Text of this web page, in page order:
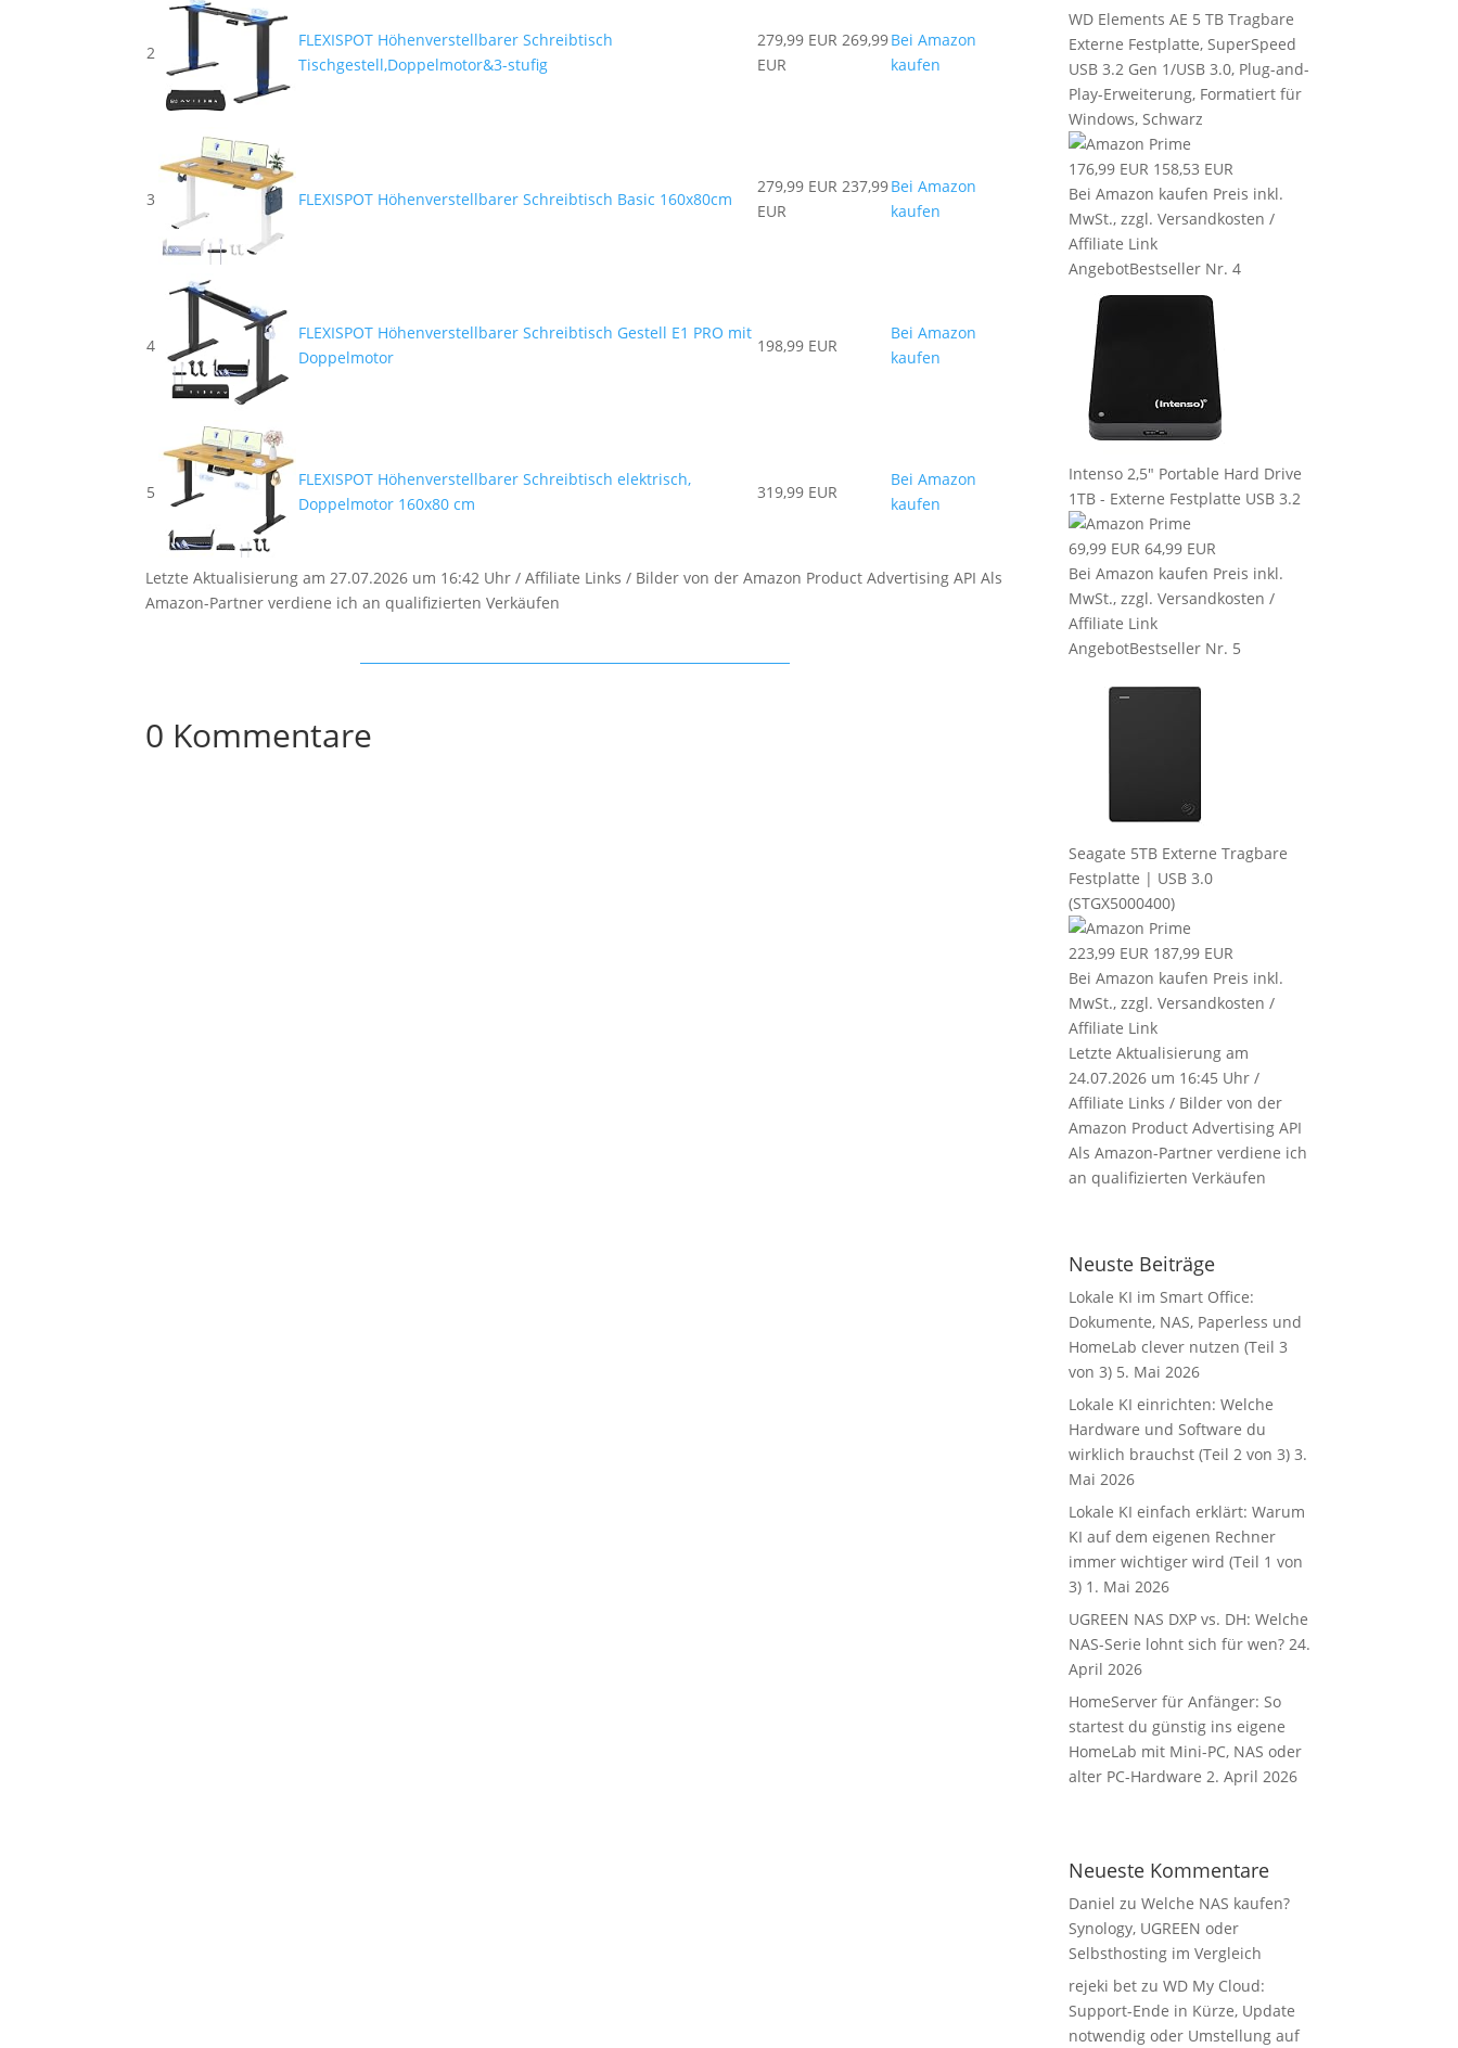
2
FLEXISPOT Höhenverstellbarer Schreibtisch
Tischgestell,Doppelmotor&3-stufig
279,99 EUR 269,99
EUR
Bei Amazon
kaufen
3 FLEXISPOT Höhenverstellbarer Schreibtisch Basic 160x80cm
279,99 EUR 237,99
EUR
Bei Amazon
kaufen
4
FLEXISPOT Höhenverstellbarer Schreibtisch Gestell E1 PRO mit
Doppelmotor
198,99 EUR
Bei Amazon
kaufen
5
FLEXISPOT Höhenverstellbarer Schreibtisch elektrisch,
Doppelmotor 160x80 cm
319,99 EUR
Bei Amazon
kaufen
Letzte Aktualisierung am 27.07.2026 um 16:42 Uhr / Affiliate Links / Bilder von der Amazon Product Advertising API Als
Amazon-Partner verdiene ich an qualifizierten Verkäufen
0 Kommentare
WD Elements AE 5 TB Tragbare
Externe Festplatte, SuperSpeed
USB 3.2 Gen 1/USB 3.0, Plug-and-
Play-Erweiterung, Formatiert für
Windows, Schwarz
176,99 EUR 158,53 EUR
Bei Amazon kaufen Preis inkl.
MwSt., zzgl. Versandkosten /
Affiliate Link
AngebotBestseller Nr. 4
Intenso 2,5" Portable Hard Drive
1TB - Externe Festplatte USB 3.2
69,99 EUR 64,99 EUR
Bei Amazon kaufen Preis inkl.
MwSt., zzgl. Versandkosten /
Affiliate Link
AngebotBestseller Nr. 5
Seagate 5TB Externe Tragbare
Festplatte | USB 3.0
(STGX5000400)
223,99 EUR 187,99 EUR
Bei Amazon kaufen Preis inkl.
MwSt., zzgl. Versandkosten /
Affiliate Link
Letzte Aktualisierung am
24.07.2026 um 16:45 Uhr /
Affiliate Links / Bilder von der
Amazon Product Advertising API
Als Amazon-Partner verdiene ich
an qualifizierten Verkäufen
Neuste Beiträge
Lokale KI im Smart Office:
Dokumente, NAS, Paperless und
HomeLab clever nutzen (Teil 3
von 3) 5. Mai 2026
Lokale KI einrichten: Welche
Hardware und Software du
wirklich brauchst (Teil 2 von 3) 3.
Mai 2026
Lokale KI einfach erklärt: Warum
KI auf dem eigenen Rechner
immer wichtiger wird (Teil 1 von
3) 1. Mai 2026
UGREEN NAS DXP vs. DH: Welche
NAS-Serie lohnt sich für wen? 24.
April 2026
HomeServer für Anfänger: So
startest du günstig ins eigene
HomeLab mit Mini-PC, NAS oder
alter PC-Hardware 2. April 2026
Neueste Kommentare
Daniel zuWelche NAS kaufen?
Synology, UGREEN oder
Selbsthosting im Vergleich
rejeki bet zuWD My Cloud:
Support-Ende in Kürze, Update
notwendig oder Umstellung auf